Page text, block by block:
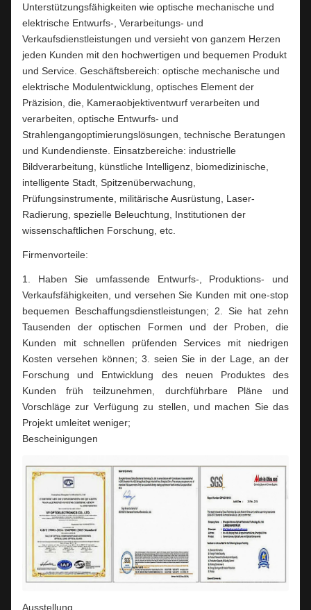
Unterstützungsfähigkeiten wie optische mechanische und
elektrische Entwurfs-, Verarbeitungs- und
Verkaufsdienstleistungen und versieht von ganzem Herzen
jeden Kunden mit den hochwertigen und bequemen Produkt
und Service. Geschäftsbereich: optische mechanische und
elektrische Modulentwicklung, optisches Element der
Präzision, die, Kameraobjektiventwurf verarbeiten und
verarbeiten, optische Entwurfs- und
Strahlengangoptimierungslösungen, technische Beratungen
und Kundendienste. Einsatzbereiche: industrielle
Bildverarbeitung, künstliche Intelligenz, biomedizinische,
intelligente Stadt, Spitzenüberwachung,
Prüfungsinstrumente, militärische Ausrüstung, Laser-
Radierung, spezielle Beleuchtung, Institutionen der
wissenschaftlichen Forschung, etc.
Firmenvorteile:
1. Haben Sie umfassende Entwurfs-, Produktions- und
Verkaufsfähigkeiten, und versehen Sie Kunden mit one-stop
bequemen Beschaffungsdienstleistungen; 2. Sie hat zehn
Tausenden der optischen Formen und der Proben, die
Kunden mit schnellen prüfenden Services mit niedrigen
Kosten versehen können; 3. seien Sie in der Lage, an der
Forschung und Entwicklung des neuen Produktes des
Kunden früh teilzunehmen, durchführbare Pläne und
Vorschläge zur Verfügung zu stellen, und machen Sie das
Projekt umleitet weniger;
Bescheinigungen
Ausstellung